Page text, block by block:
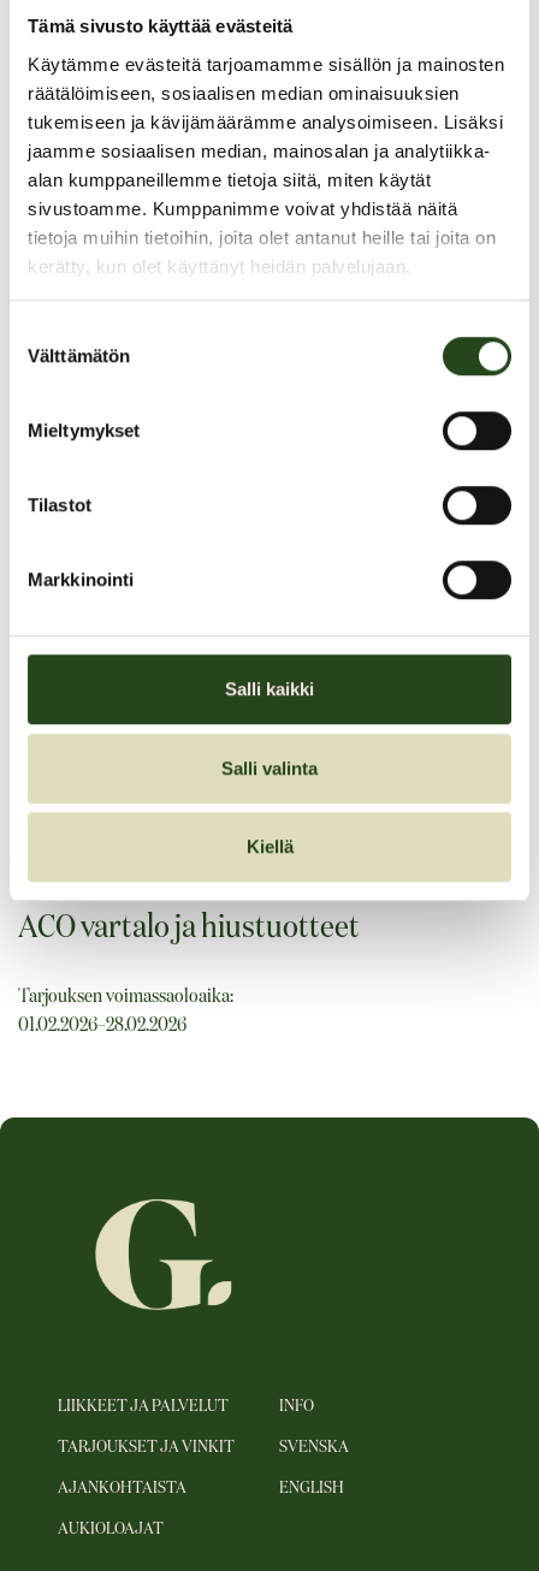
Tämä sivusto käyttää evästeitä
Käytämme evästeitä tarjoamamme sisällön ja mainosten
räätälöimiseen, sosiaalisen median ominaisuuksien
tukemiseen ja kävijämäärämme analysoimiseen. Lisäksi
jaamme sosiaalisen median, mainosalan ja analytiikka-
alan kumppaneillemme tietoja siitä, miten käytät
sivustoamme. Kumppanimme voivat yhdistää näitä
tietoja muihin tietoihin, joita olet antanut heille tai joita on
kerätty, kun olet käyttänyt heidän palvelujaan.
valinta
Välttämätön
Mieltymykset
Tilastot
Markkinointi
Salli kaikki
Salli valinta
Kiellä
Tarjous ei koskee ACO Hand Cream Rich eikä ACO-perusvoiteita
Gäller ej ACO Hand Cream Rich handkrämer eller ACO Baskrämer
ACO vartalo ja hiustuotteet
Tarjouksen voimassaoloaika:
01.02.2026–28.02.2026
LIIKKEET JA PALVELUT
TARJOUKSET JA VINKIT
AJANKOHTAISTA
AUKIOLOAJAT
INFO
SVENSKA
ENGLISH